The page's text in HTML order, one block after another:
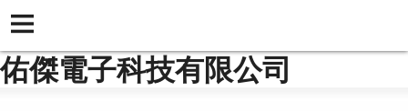
佑傑電子科技有限公司